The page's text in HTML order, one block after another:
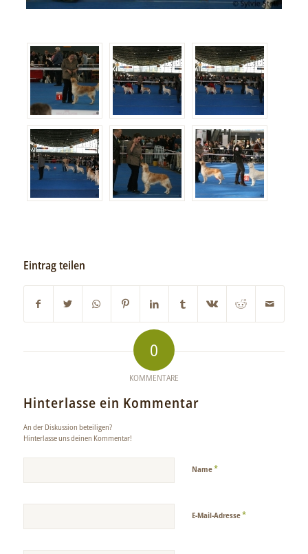
Eintrag teilen
0
KOMMENTARE
Hinterlasse ein Kommentar
An der Diskussion beteiligen?
Hinterlasse uns deinen Kommentar!
Name*
E-Mail-Adresse*